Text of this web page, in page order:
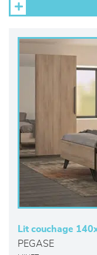
Lit couchage
PEGASE